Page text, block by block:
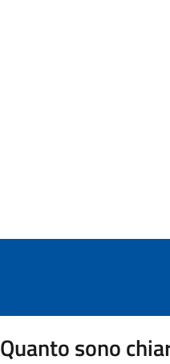
Quanto sono